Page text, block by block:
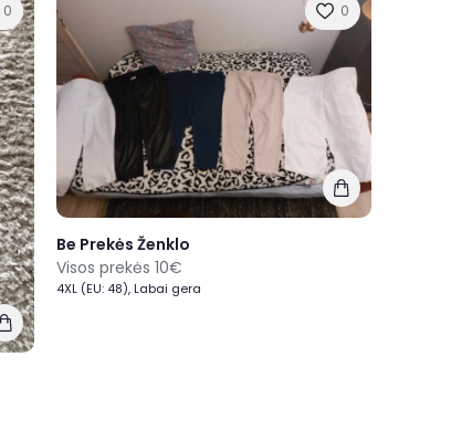
0 0
Be Prekės Ženklo
Visos prekės 10€
4XL (EU: 48), Labai gera